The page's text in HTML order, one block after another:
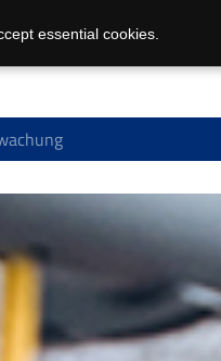
essential cookies.